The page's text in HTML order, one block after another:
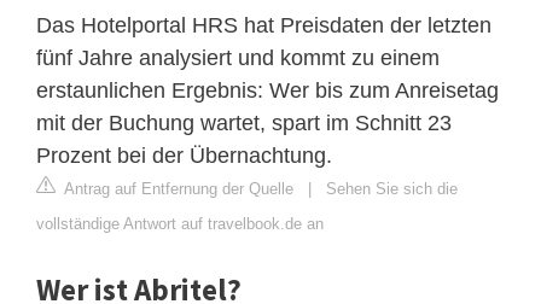
Das Hotelportal HRS hat Preisdaten der letzten
fünf Jahre analysiert und kommt zu einem
erstaunlichen Ergebnis: Wer bis zum Anreisetag
mit der Buchung wartet, spart im Schnitt 23
Prozent bei der Übernachtung.
Antrag auf Entfernung der Quelle | Sehen Sie sich die
vollständige Antwort auf travelbook.de an
Wer ist Abritel?